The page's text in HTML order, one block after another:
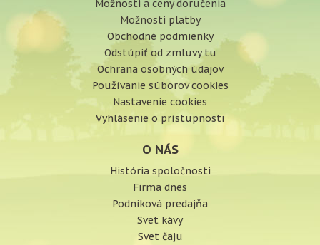
Možnosti a ceny doručenia
Možnosti platby
Obchodné podmienky
Odstúpiť od zmluvy tu
Ochrana osobných údajov
Používanie súborov cookies
Nastavenie cookies
Vyhlásenie o prístupnosti
O NÁS
História spoločnosti
Firma dnes
Podniková predajňa
Svet kávy
Svet čaju